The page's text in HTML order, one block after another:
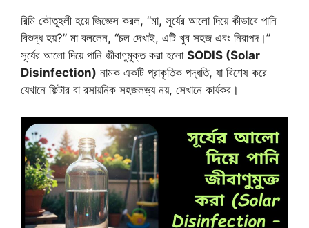
রিমি কৌতূহলী হয়ে জিজ্ঞেস করল, “মা, সূর্যের আলো দিয়ে কীভাবে পানি
বিশুদ্ধ হয়?” মা বললেন, “চল দেখাই, এটি খুব সহজ এবং নিরাপদ।”
সূর্যের আলো দিয়ে পানি জীবাণুমুক্ত করা হলো SODIS (Solar
Disinfection) নামক একটি প্রাকৃতিক পদ্ধতি, যা বিশেষ করে
যেখানে ফিল্টার বা রসায়নিক সহজলভ্য নয়, সেখানে কার্যকর।